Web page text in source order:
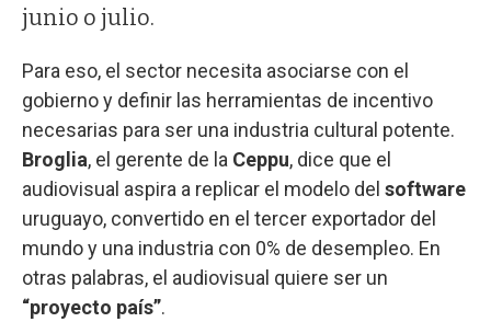
junio o julio.
Para eso, el sector necesita asociarse con el
gobierno y definir las herramientas de incentivo
necesarias para ser una industria cultural potente.
Broglia, el gerente de la Ceppu, dice que el
audiovisual aspira a replicar el modelo del software
uruguayo, convertido en el tercer exportador del
mundo y una industria con 0% de desempleo. En
otras palabras, el audiovisual quiere ser un
“proyecto país”.